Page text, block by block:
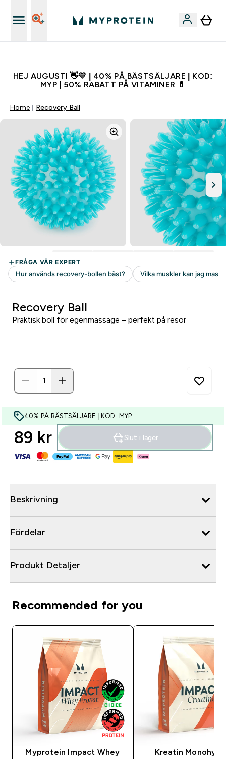
HEJ AUGUSTI 👋💛 | 40% PÅ BÄSTSÄLJARE | KOD:
MYP | 50% RABATT PÅ VITAMINER 💊
Home Recovery Ball
Recovery Ball
Praktisk boll för egenmassage – perfekt på resor
40% PÅ BÄSTSÄLJARE | KOD: MYP
89 kr‎ Slut i lager
Beskrivning
Fördelar
Produkt Detaljer
Recommended for you
Myprotein Impact Whey
Kreatin